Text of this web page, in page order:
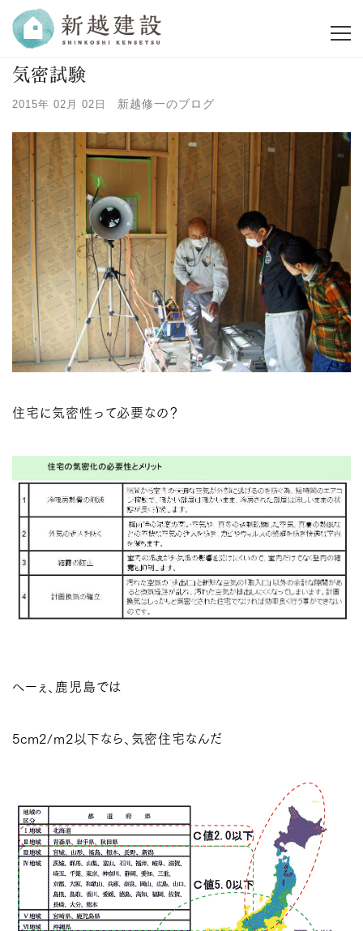
気密試験
2015年 02月 02日 新越修一のブログ
住宅に気密性って必要なの？
へーぇ、鹿児島では
5cm2/m2以下なら、気密住宅なんだ